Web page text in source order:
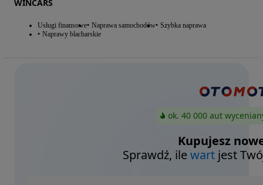
WINCARS
Usługi finansowe Naprawa samochodów Szybka naprawa
Naprawy blacharskie
ok. 40 000 aut
Kupujesz
Sprawdź, ilewart jest